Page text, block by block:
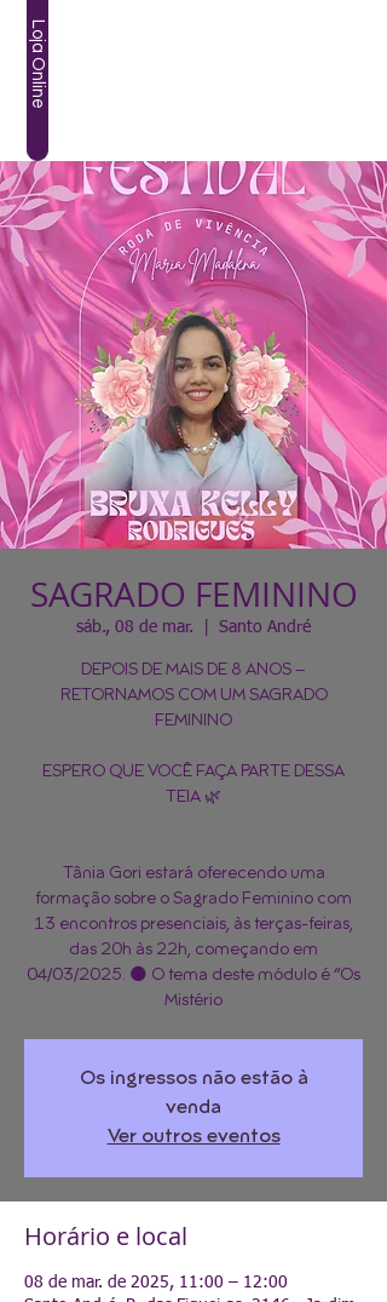
Loja Online
SAGRADO FEMININO
sáb., 08 de mar. Santo André
DEPOIS DE MAIS DE 8 ANOS –
RETORNAMOS COM UM SAGRADO
FEMININO
ESPERO QUE VOCÊ FAÇA PARTE DESSA
TEIA 🌿
Tânia Gori estará oferecendo uma
formação sobre o Sagrado Feminino com
13 encontros presenciais, às terças-feiras,
das 20h às 22h, começando em
04/03/2025. 🌑 O tema deste módulo é “Os
Mistério
Os ingressos não estão à
venda
Ver outros eventos
Horário e local
08 de mar. de 2025, 11:00 – 12:00